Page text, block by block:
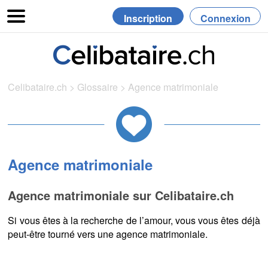
Inscription Connexion
Celibataire.ch > Glossaire >Agence matrimoniale
Agence matrimoniale
Agence matrimoniale sur Celibataire.ch
Si vous êtes à la recherche de l’amour, vous vous êtes déjà
peut-être tourné vers une agence matrimoniale.